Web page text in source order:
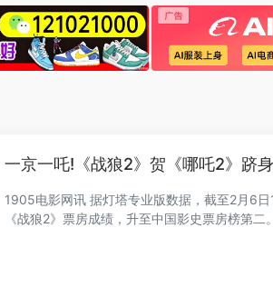
一京一吒!《战狼2》贺《哪吒2》跻
1905电影网讯 据灯塔专业版数据，截至2月6
《战狼2》票房成绩，升至中国影史票房榜第二